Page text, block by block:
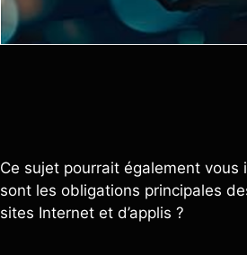
Ce sujet pourrait également vous
sont les obligations principales
sites Internet et d’applis ?